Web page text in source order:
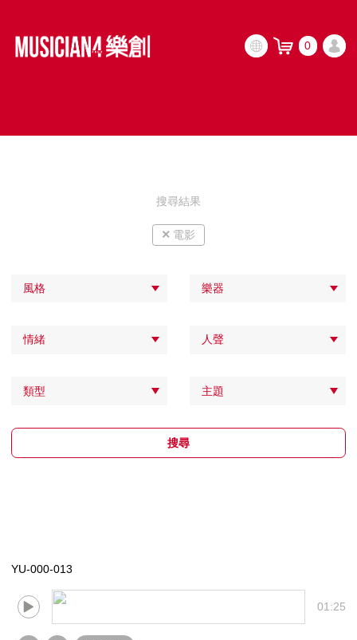
0
搜尋結果
× 電影
風格 樂器
情緒 人聲
類型 主題
搜尋
YU-000-013
01:25